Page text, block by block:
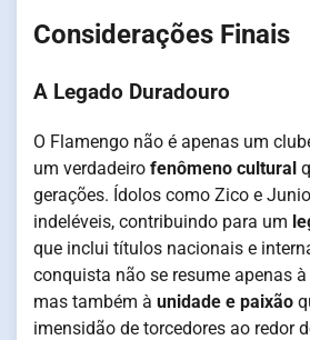
Considerações Finais
A Legado Duradouro
O Flamengo não é apenas um
um verdadeiro fenômeno cultural
gerações. Ídolos como Zico e
indeléveis, contribuindo para um
que inclui títulos nacionais e
conquista não se resume apenas
mas também à unidade e paixão
imensidão de torcedores ao redor